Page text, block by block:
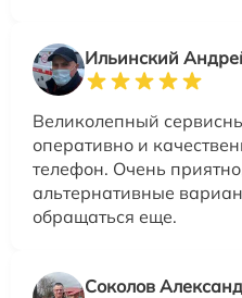
Ильинский
Великолепный
оперативно и
телефон. Очень
альтернативные
обращаться еще.
Соколов